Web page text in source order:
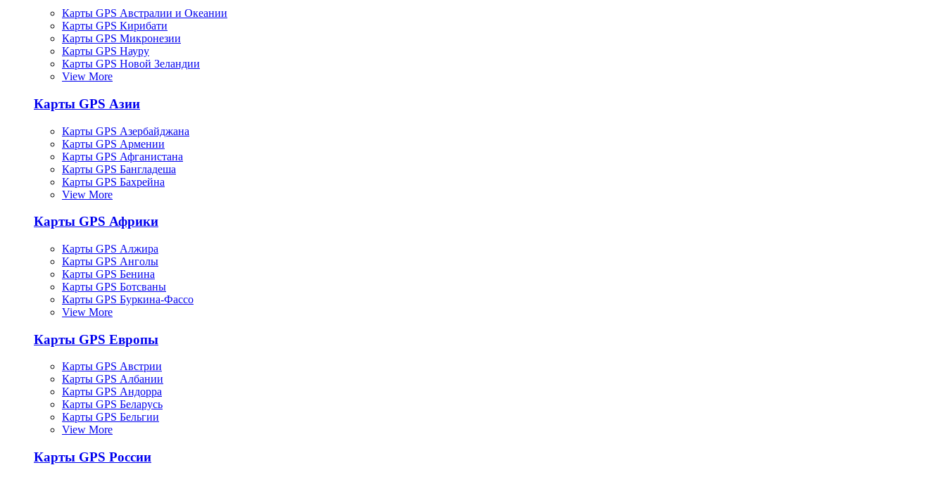
Карты GPS Австралии и Океании
Карты GPS Кирибати
Карты GPS Микронезии
Карты GPS Науру
Карты GPS Новой Зеландии
View More
Карты GPS Азии
Карты GPS Азербайджана
Карты GPS Армении
Карты GPS Афганистана
Карты GPS Бангладеша
Карты GPS Бахрейна
View More
Карты GPS Африки
Карты GPS Алжира
Карты GPS Анголы
Карты GPS Бенина
Карты GPS Ботсваны
Карты GPS Буркина-Фассо
View More
Карты GPS Европы
Карты GPS Австрии
Карты GPS Албании
Карты GPS Андорра
Карты GPS Беларусь
Карты GPS Бельгии
View More
Карты GPS России